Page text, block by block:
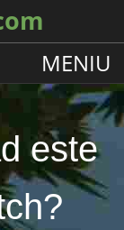
MENIU
este